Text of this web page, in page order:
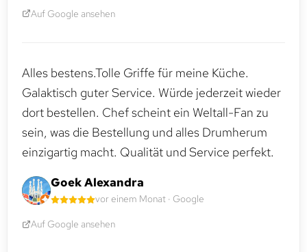
Auf Google ansehen
Alles bestens.Tolle Griffe für meine Küche.
Galaktisch guter Service. Würde jederzeit wieder
dort bestellen. Chef scheint ein Weltall-Fan zu
sein, was die Bestellung und alles Drumherum
einzigartig macht. Qualität und Service perfekt.
Goek Alexandra
vor einem Monat · Google
Auf Google ansehen